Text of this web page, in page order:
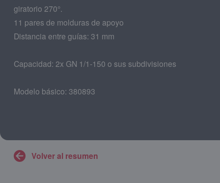
giratorio 270°.
11 pares de molduras de apoyo
Distancia entre guías: 31 mm
Capacidad: 2x GN 1/1-150 o sus subdivisiones
Modelo básico: 380893
Volver al resumen